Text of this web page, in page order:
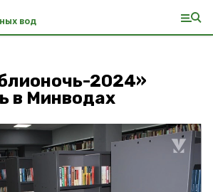
вод
2024»
в Минводах